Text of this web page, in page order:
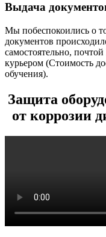
Выдача
Мы побеспокоились о
документов
самостоятельно,
курьером (Стоимость
обучения).
Защита
от коррозии